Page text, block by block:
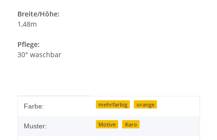
Breite/Höhe:
1,48m
Pflege:
30° waschbar
Produkteigenschaft
Wert
Farbe: mehrfarbig orange
Muster: Motive Karo